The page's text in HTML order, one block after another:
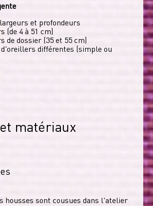
et profondeurs
(de 4 à 51 cm)
de dossier (35 et 55 cm)
différentes (simple ou
matériaux
housses sont cousues dans l'atelier